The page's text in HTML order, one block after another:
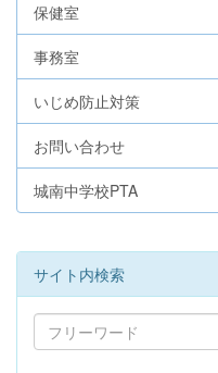
保健室
事務室
いじめ防止対策
お問い合わせ
城南中学校PTA
サイト内検索